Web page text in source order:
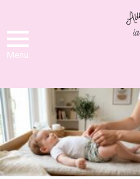
Menu
LATEST
STORIES